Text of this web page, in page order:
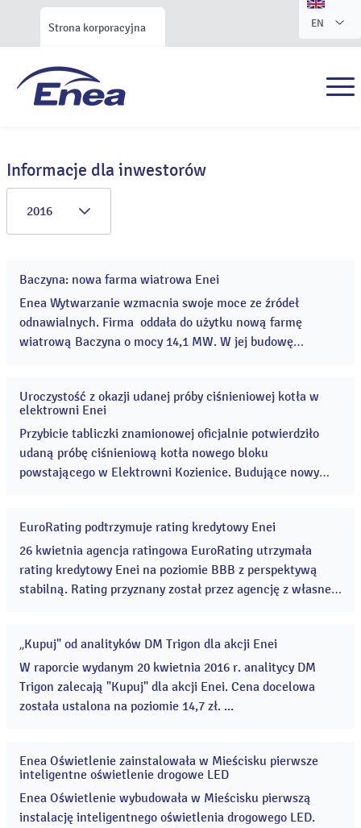
Strona korporacyjna EN
Informacje dla inwestorów
2016
Baczyna: nowa farma wiatrowa Enei
Enea Wytwarzanie wzmacnia swoje moce ze źródeł
odnawialnych. Firma oddała do użytku nową farmę
wiatrową Baczyna o mocy 14,1 MW. W jej budowę
Enei Operator. Projekt zlokalizowany jest w
miejscowości Lubno w gminie Lubiszyn w województwie
lubuskim. Farma wiatrowa Baczyna...
29
2016
Uroczystość z okazji udanej próby ciśnieniowej kotła w
elektrowni Enei
Przybicie tabliczki znamionowej oficjalnie potwierdziło
udaną próbę ciśnieniową kotła nowego bloku
powstającego w Elektrowni Kozienice. Budujące nowy
wspólnie z inwestorem i właścicielem Elektrowni
Kozienice - firmą Enea, świętowali udaną próbę. ...
2016
EuroRating podtrzymuje rating kredytowy Enei
26 kwietnia agencja ratingowa EuroRating utrzymała
rating kredytowy Enei na poziomie BBB z perspektywą
stabilną. Rating przyznany został przez agencję z własnej
oparty był na informacjach publicznie dostępnych. ...
kwi
2016
„Kupuj" od analityków DM Trigon dla akcji Enei
W raporcie wydanym 20 kwietnia 2016 r. analitycy DM
Trigon zalecają "Kupuj" dla akcji Enei. Cena docelowa
została ustalona na poziomie 14,7 zł. ...
14
Enea Oświetlenie zainstalowała w Mieścisku pierwsze
inteligentne oświetlenie drogowe LED
Enea Oświetlenie wybudowała w Mieścisku pierwszą
instalację inteligentnego oświetlenia drogowego LED.